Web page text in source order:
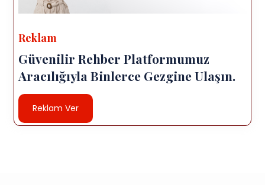
Reklam
Güvenilir Rehber Platformumuz
Aracılığıyla Binlerce Gezgine Ulaşın.
Reklam Ver